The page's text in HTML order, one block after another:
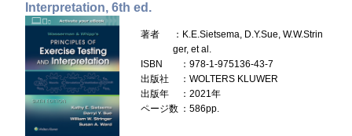
Interpretation, 6th ed.
著者
：K.E.Sietsema, D.Y.Sue, W.W.Strin
ger, et al.
ISBN
：978-1-975136-43-7
出版社
：WOLTERS KLUWER
出版年
：2021年
ページ数 ：586pp.